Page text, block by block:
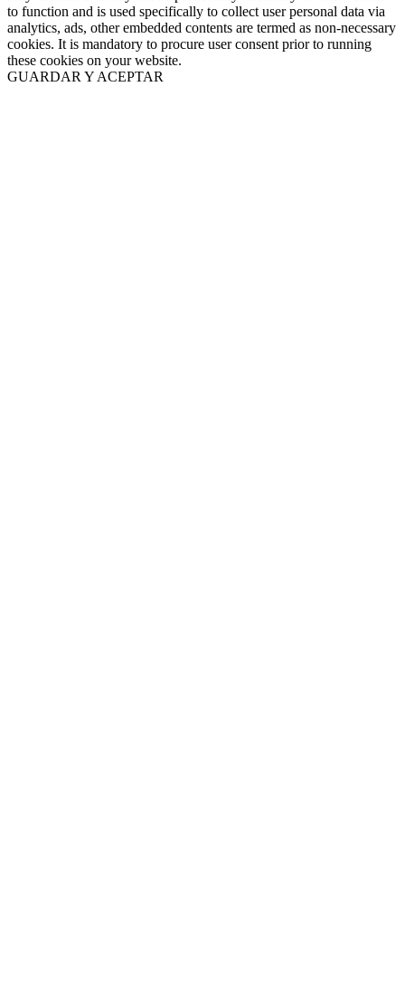
to function and is used specifically to collect user personal data via
analytics, ads, other embedded contents are termed as non-necessary
cookies. It is mandatory to procure user consent prior to running
these cookies on your website.
GUARDAR Y ACEPTAR